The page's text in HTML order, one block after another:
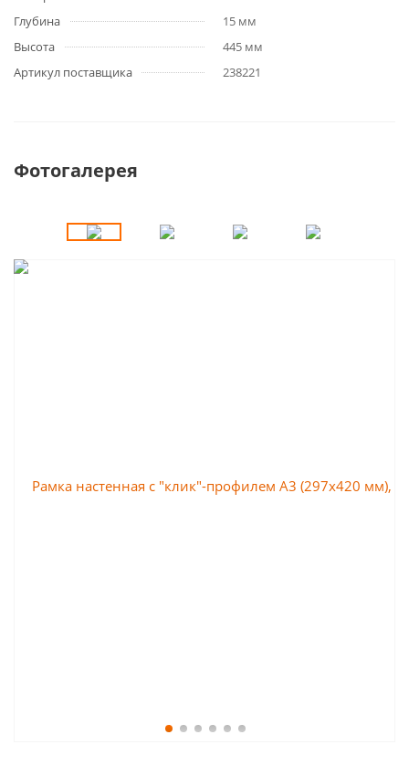
Глубина
15 мм
Высота
445 мм
Артикул поставщика
238221
Фотогалерея